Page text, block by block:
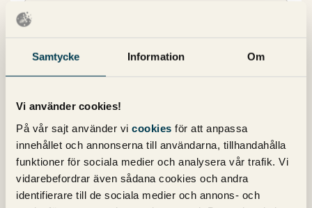
Samtycke Information Om
Vi använder cookies!
På vår sajt använder vi cookies för att anpassa
innehållet och annonserna till användarna, tillhandahålla
funktioner för sociala medier och analysera vår trafik. Vi
vidarebefordrar även sådana cookies och andra
identifierare till de sociala medier och annons- och
Kategorier
Copy
Konvertering
Marknadsföring
Nyheter om Pineberry